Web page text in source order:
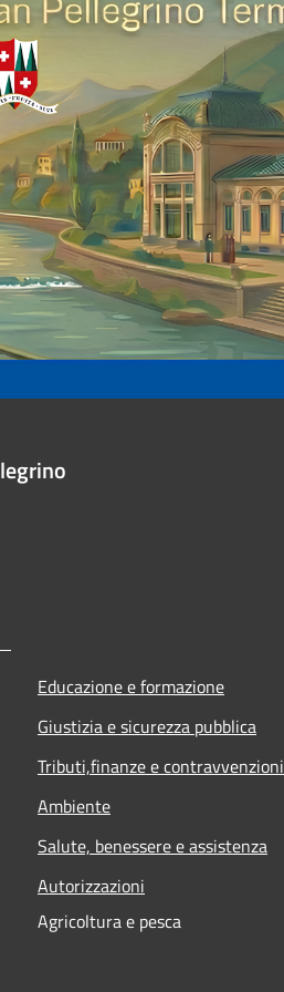
Educazione e formazione
Giustizia e sicurezza pubblica
Tributi,finanze e contravvenzioni
Ambiente
Salute, benessere e assistenza
Autorizzazioni
Agricoltura e pesca